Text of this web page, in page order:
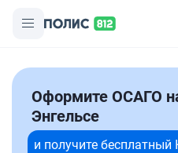
Оформите ОСАГО
Энгельсе
и получите